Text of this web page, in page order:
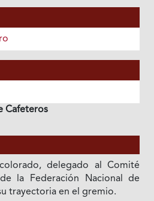
Cafeteros
delegado al Comité
la Federación Nacional de
trayectoria en el gremio.